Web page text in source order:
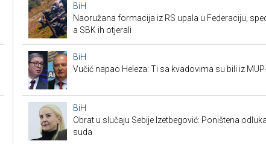
BiH
Naoružana formacija iz RS upala u Federaciju,
a SBK ih otjerali
BiH
Vučić napao Heleza: Ti sa kvadovima su bili iz
BiH
Obrat u slučaju Sebije Izetbegović: Poništena
suda